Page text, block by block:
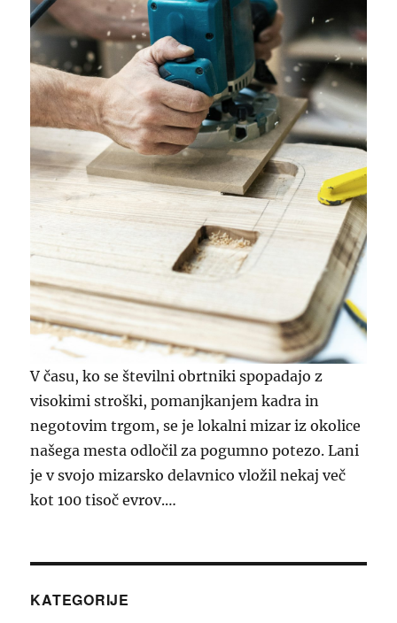
V času, ko se številni obrtniki spopadajo z
visokimi stroški, pomanjkanjem kadra in
negotovim trgom, se je lokalni mizar iz okolice
našega mesta odločil za pogumno potezo. Lani
je v svojo mizarsko delavnico vložil nekaj več
kot 100 tisoč evrov.…
KATEGORIJE